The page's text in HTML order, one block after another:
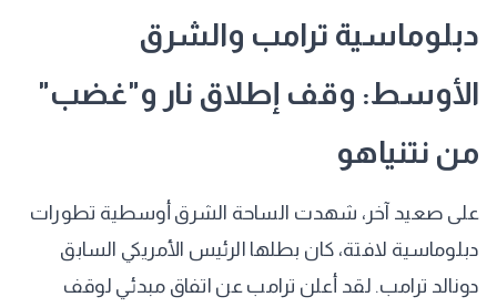
دبلوماسية ترامب والشرق
الأوسط: وقف إطلاق نار و"غضب"
من نتنياهو
على صعيد آخر، شهدت الساحة الشرق أوسطية تطورات
دبلوماسية لافتة، كان بطلها الرئيس الأمريكي السابق
دونالد ترامب. لقد أعلن ترامب عن اتفاق مبدئي لوقف